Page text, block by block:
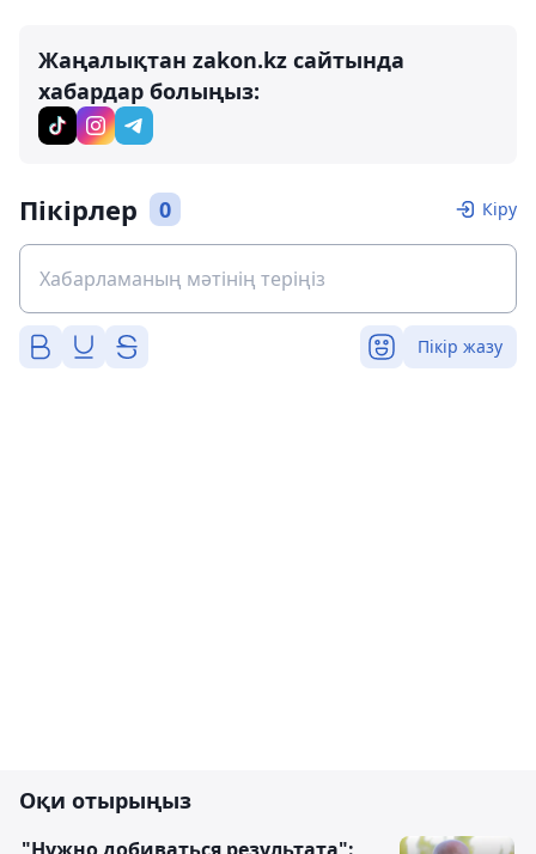
Жаңалықтан zakon.kz сайтында
хабардар болыңыз:
Пікірлер 0 Кіру
Пікір жазу
Оқи отырыңыз